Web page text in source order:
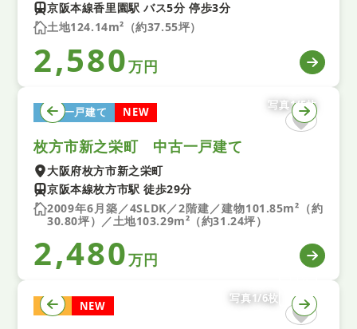
京阪本線香里園駅 バス5分 停歩3分
土地124.14m²（約37.55坪）
2,580万円
中古一戸建て NEW
写真1/5枚
枚方市新之栄町 中古一戸建て
大阪府枚方市新之栄町
京阪本線枚方市駅 徒歩29分
2009年6月築／4SLDK／2階建／建物101.85m²（約
30.80坪）／土地103.29m²（約31.24坪）
2,480万円
土地 NEW
写真1/6枚